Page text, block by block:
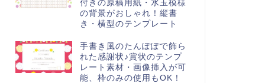
付きの原稿用紙・水玉模様
の背景がおしゃれ！縦書
き・横型のテンプレート
手書き風のたんぽぽで飾ら
れた感謝状♪賞状のテンプ
レート素材・画像挿入が可
能、枠のみの使用もOK！